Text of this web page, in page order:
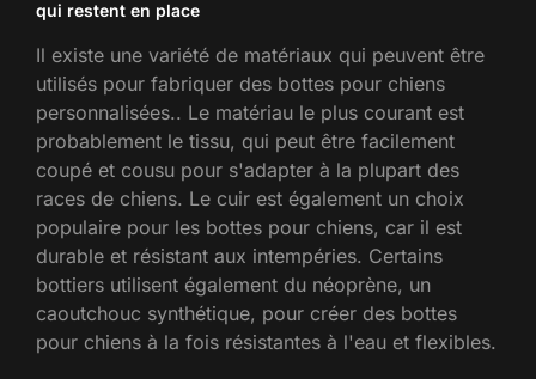
qui restent en place
Il existe une variété de matériaux qui peuvent être
utilisés pour fabriquer des bottes pour chiens
personnalisées.. Le matériau le plus courant est
probablement le tissu, qui peut être facilement
coupé et cousu pour s'adapter à la plupart des
races de chiens. Le cuir est également un choix
populaire pour les bottes pour chiens, car il est
durable et résistant aux intempéries. Certains
bottiers utilisent également du néoprène, un
caoutchouc synthétique, pour créer des bottes
pour chiens à la fois résistantes à l'eau et flexibles.